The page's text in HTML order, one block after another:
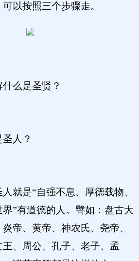
以按照三个步骤走。
么是圣贤？
人？
就是“自强不息、厚德载物、
”有道德的人。譬如：盘古大
帝、黄帝、神农氏、尧帝、
、周公、孔子、老子、孟